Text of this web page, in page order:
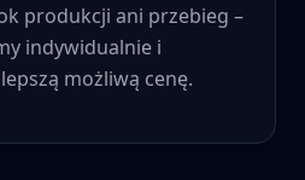
produkcji ani przebieg –
indywidualnie i
możliwą cenę.